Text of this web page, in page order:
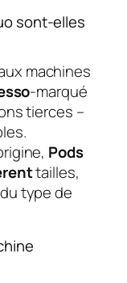
sont-elles
machines
-marqué
tierces –
Pods
tailles,
type de